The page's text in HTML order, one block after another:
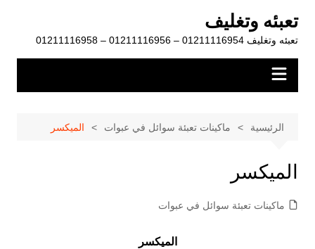
المحتوى
تعبئه وتغليف
تعبئه وتغليف 01211116954 – 01211116956 – 01211116958
الرئيسية ماكينات تعبئة سوائل في عبوات الميكسر
الميكسر
ماكينات تعبئة سوائل في عبوات
الميكسر